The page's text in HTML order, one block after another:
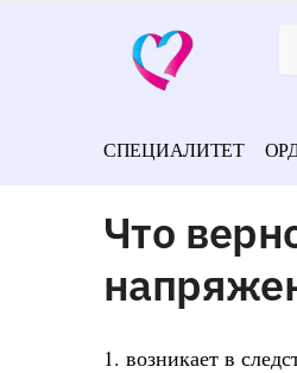
СПЕЦИАЛИТЕТ
Что
1. возникает в